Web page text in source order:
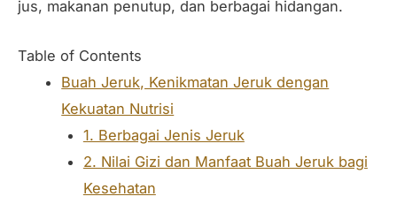
jus, makanan penutup, dan berbagai hidangan.
Table of Contents
Buah Jeruk, Kenikmatan Jeruk dengan
Kekuatan Nutrisi
1. Berbagai Jenis Jeruk
2. Nilai Gizi dan Manfaat Buah Jeruk bagi
Kesehatan